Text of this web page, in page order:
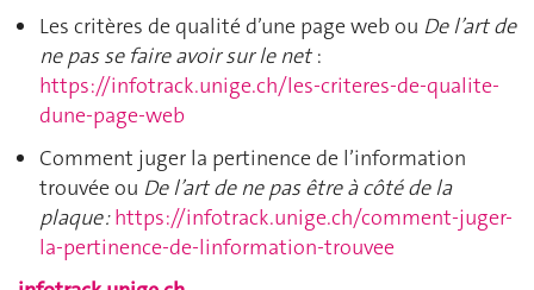
Les critères de qualité d’une page web ou De l’art de
ne pas se faire avoir sur le net :
https://infotrack.unige.ch/les-criteres-de-qualite-
dune-page-web
Comment juger la pertinence de l’information
trouvée ou De l’art de ne pas être à côté de la
plaque :https://infotrack.unige.ch/comment-juger-
la-pertinence-de-linformation-trouvee